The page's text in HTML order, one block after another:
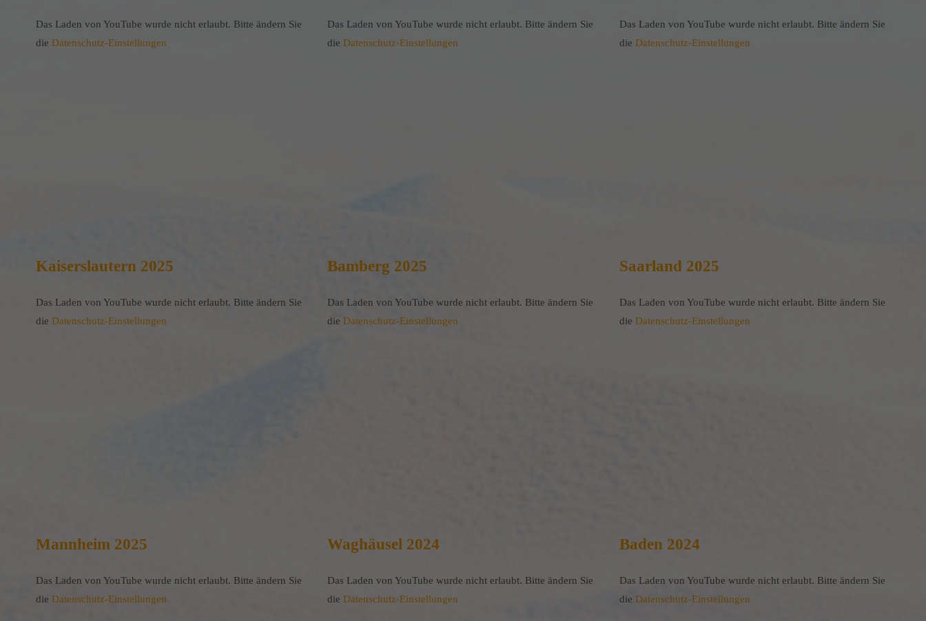
Das Laden von YouTube wurde nicht erlaubt. Bitte ändern Sie
die Datenschutz-Einstellungen
Das Laden von YouTube wurde nicht erlaubt. Bitte ändern Sie
dieDatenschutz-Einstellungen
Das Laden von YouTube wurde nicht erlaubt. Bitte ändern Sie
die Datenschutz-Einstellungen
Kaiserslautern 2025
Das Laden von YouTube wurde nicht erlaubt. Bitte ändern Sie
die Datenschutz-Einstellungen
Bamberg 2025
Das Laden von YouTube wurde nicht erlaubt. Bitte ändern Sie
dieDatenschutz-Einstellungen
Saarland 2025
Das Laden von YouTube wurde nicht erlaubt. Bitte ändern Sie
die Datenschutz-Einstellungen
Mannheim 2025
Das Laden von YouTube wurde nicht erlaubt. Bitte ändern Sie
die Datenschutz-Einstellungen
Waghäusel 2024
Das Laden von YouTube wurde nicht erlaubt. Bitte ändern Sie
dieDatenschutz-Einstellungen
Baden 2024
Das Laden von YouTube wurde nicht erlaubt. Bitte ändern Sie
die Datenschutz-Einstellungen